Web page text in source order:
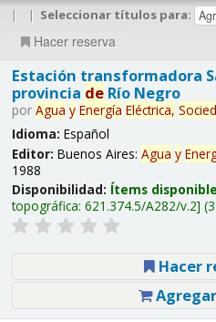
| | Seleccionar títulos para:
Hacer reserva
Estación transformadora
provincia deRío Negro
por Agua y Energía Eléctrica,
Idioma: Español
Editor: Buenos Aires: Agua y
1988
Disponibilidad: Ítems
topográfica: 621.374.5/A282/v.2
Hacer